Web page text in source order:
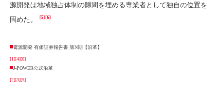
源開発は地域独占体制の隙間を埋める専業者として独自の位置を
固めた。
[5][6]
電源開発 有価証券報告書 第N期【沿革】
[1][4][6]
J-POWER公式沿革
[2][3][5]